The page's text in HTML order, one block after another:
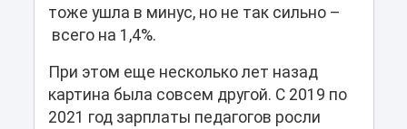
тоже ушла в минус, но не так сильно –
всего на 1,4%.
При этом еще несколько лет назад
картина была совсем другой. С 2019 по
2021 год зарплаты педагогов росли